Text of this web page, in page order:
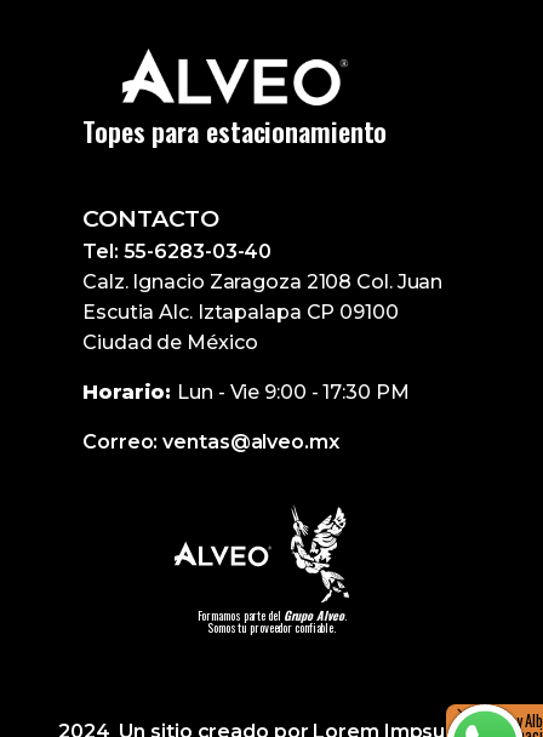
Hola, soy
Topes para estacionamiento
CONTACTO
Tel: 55-6283-03-40
Calz. Ignacio Zaragoza 2108 Col. Juan
Escutia Alc. Iztapalapa CP 09100
Ciudad de México
Horario: Lun - Vie 9:00 - 17:30 PM
Correo: ventas@alveo.mx
Formamos parte del Grupo Alveo.
Somos tu proveedor confiable.
2024 Un sitio creado por Lorem Impsumx